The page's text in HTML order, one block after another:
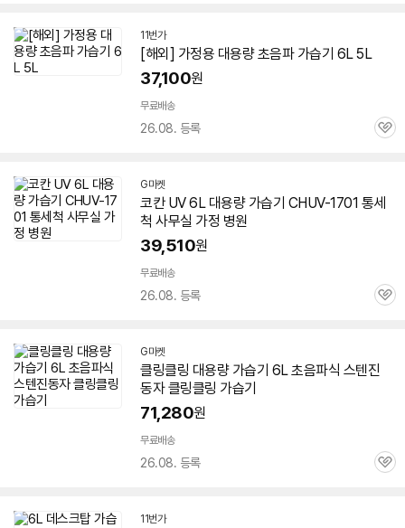
11번가
[해외] 가정용 대용량 초음파 가습기 6L5L
37,100원
무료배송
26.08. 등록
관
G마켓
코칸 UV6L대용량 가습기 CHUV-1701 통세
척 사무실 가정 병원
39,510원
무료배송
26.08. 등록
관
G마켓
클링클링 대용량 가습기 6L초음파식 스텐진
동자 클링클링 가습기
71,280원
무료배송
26.08. 등록
관
11번가